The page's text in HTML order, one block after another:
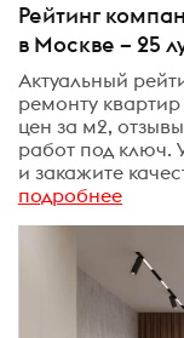
Рейтинг
в Москве – 25
Актуальный
ремонту
цен за м2,
работ под ключ.
и закажите
подробнее